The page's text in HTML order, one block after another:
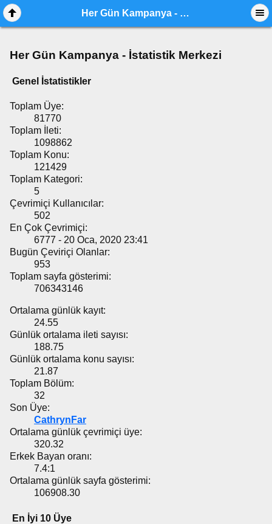
Her Gün Kampanya - İstatistik Merkezi
Her Gün Kampanya - İstatistik Merkezi
Genel İstatistikler
Toplam Üye:
81770
Toplam İleti:
1098862
Toplam Konu:
121429
Toplam Kategori:
5
Çevrimiçi Kullanıcılar:
502
En Çok Çevrimiçi:
6777 - 20 Oca, 2020 23:41
Bugün Çeviriçi Olanlar:
953
Toplam sayfa gösterimi:
706343146
Ortalama günlük kayıt:
24.55
Günlük ortalama ileti sayısı:
188.75
Günlük ortalama konu sayısı:
21.87
Toplam Bölüm:
32
Son Üye:
CathrynFar
Ortalama günlük çevrimiçi üye:
320.32
Erkek Bayan oranı:
7.4:1
Ortalama günlük sayfa gösterimi:
106908.30
En İyi 10 Üye